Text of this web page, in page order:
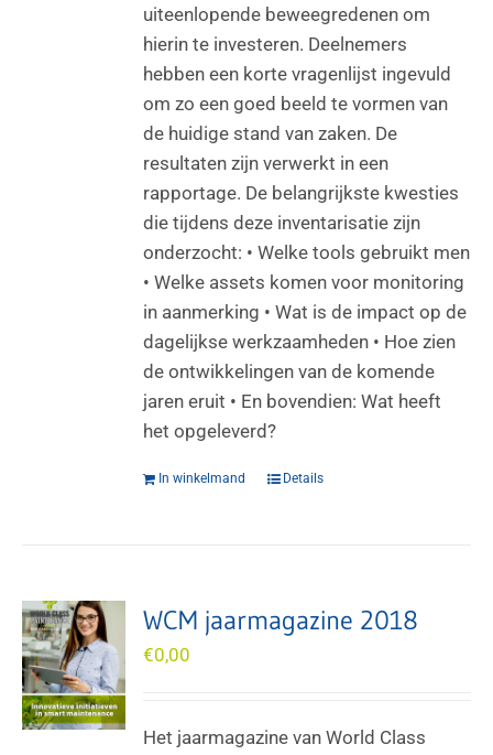
uiteenlopende beweegredenen om
hierin te investeren. Deelnemers
hebben een korte vragenlijst ingevuld
om zo een goed beeld te vormen van
de huidige stand van zaken. De
resultaten zijn verwerkt in een
rapportage. De belangrijkste kwesties
die tijdens deze inventarisatie zijn
onderzocht: • Welke tools gebruikt men
• Welke assets komen voor monitoring
in aanmerking • Wat is de impact op de
dagelijkse werkzaamheden • Hoe zien
de ontwikkelingen van de komende
jaren eruit • En bovendien: Wat heeft
het opgeleverd?
In winkelmand Details
WCM jaarmagazine 2018
€0,00
Het jaarmagazine van World Class